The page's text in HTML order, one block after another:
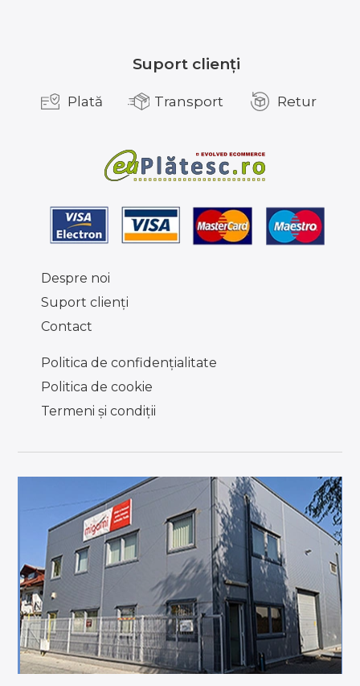
Suport clienți
Plată Transport Retur
Despre noi
Suport clienţi
Contact
Politica de confidențialitate
Politica de cookie
Termeni şi condiţii